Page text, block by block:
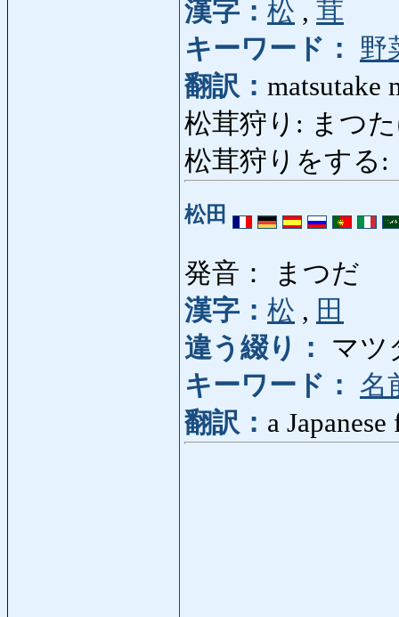
漢字： 松 , 茸
キーワード：
野
翻訳： matsutake
松茸狩り: まつた
松茸狩りをする:
松田
発音： まつだ
漢字： 松 , 田
違う綴り：
マツ
キーワード：
名
翻訳： a